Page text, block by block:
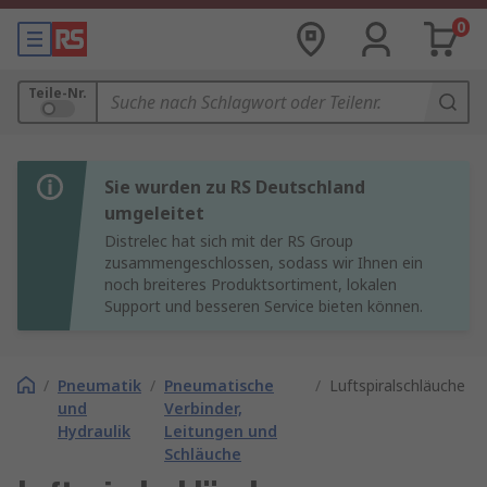
0
Teile-Nr.
Sie wurden zu RS Deutschland
umgeleitet
Distrelec hat sich mit der RS Group
zusammengeschlossen, sodass wir Ihnen ein
noch breiteres Produktsortiment, lokalen
Support und besseren Service bieten können.
/ Pneumatik
und
Hydraulik
/ Pneumatische
Verbinder,
Leitungen und
Schläuche
/ Luftspiralschläuche